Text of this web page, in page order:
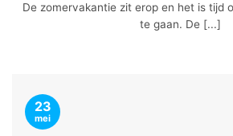
De zomervakantie zit erop en het is tijd
te gaan. De [...]
23
mei